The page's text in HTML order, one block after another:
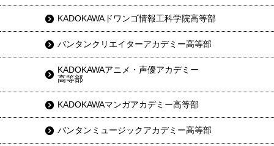
KADOKAWAドワンゴ情報工科学院高等部
バンタンクリエイターアカデミー高等部
KADOKAWAアニメ・声優アカデミー
高等部
KADOKAWAマンガアカデミー高等部
バンタンミュージックアカデミー高等部